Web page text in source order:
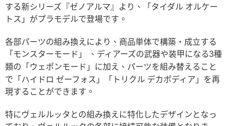
する新シリーズ『ゼノアルマ』より、「タイダル オルケー
トス」がプラモデルで登場です。
各部パーツの組み換えにより、商品単体で構築・成立する
「モンスターモード」 、ディアーズの武器や装甲になる3種
類の「ウェポンモード」に加え、パーツを組み替えること
で「ハイドロ ゼーフォス」「トリクル デカポディア」を再
現することができます。
特にヴェルルッタとの組み換えに特化したデザインとなっ